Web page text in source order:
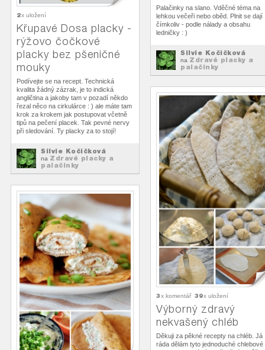
Palačinky na slano. Vděčné téma na
lehkou večeři nebo oběd. Plnit se dají
čímkoliv - podle nálady a obsahu
ledničky : )
Silvie Kočičková
na Zdravé placky a
palačinky
2x uložení
Křupavé Dosa placky -
rýžovo čočkové
placky bez pšeničné
mouky
Podívejte se na recept. Technická
kvalita žádný zázrak, je to indická
angličtina a jakoby tam v pozadí někdo
řezal něco na cirkulárce : ) ale máte tam
krok za krokem jak postupovat včetně
tipů na pečení placek. Tak pevné nervy
při sledování. Ty placky za to stojí!
Silvie Kočičková
na Zdravé placky a
palačinky
3x komentář 39x uložení
Výborný zdravý
nekvašený chléb
Děkuji za pěkné recepty na chléb. Já
ráda dělám tyto jednoduché chlebové